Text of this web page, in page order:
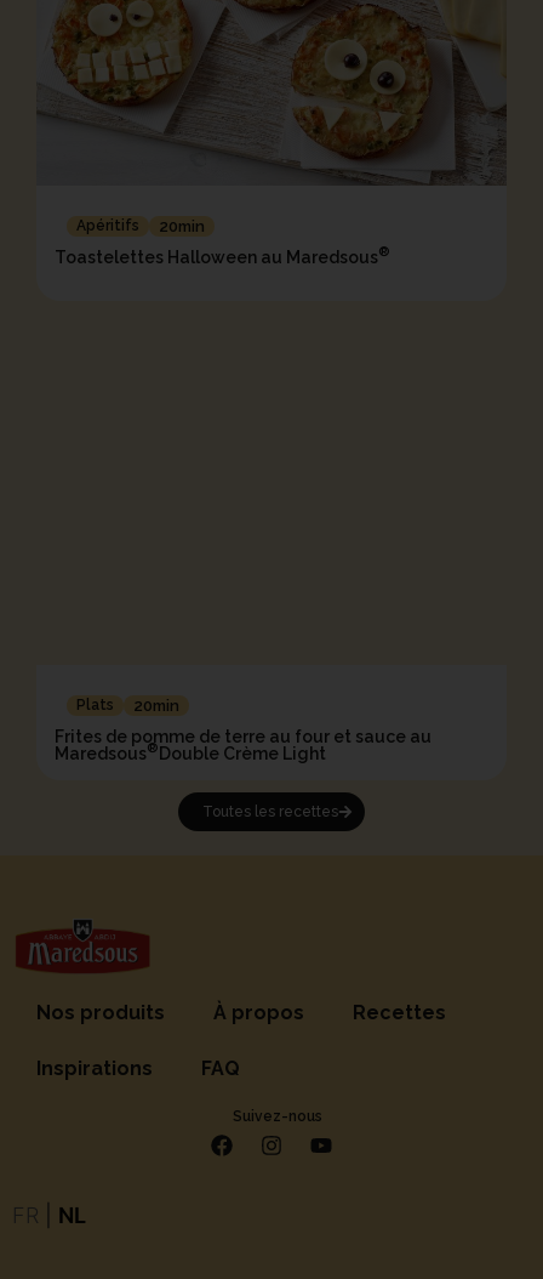
Apéritifs 20min
Toastelettes Halloween au Maredsous®
Plats 20min
Frites de pomme de terre au four et sauce au
Maredsous® Double Crème Light
Toutes les recettes
Nos produits À propos Recettes
Inspirations FAQ
Suivez-nous
FR NL